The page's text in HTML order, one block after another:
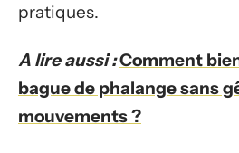
pratiques.
A lire aussi :Comment
bague de phalange sans
mouvements ?